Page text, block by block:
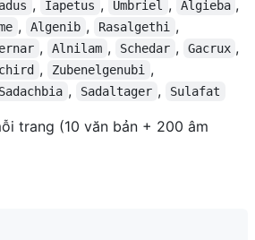
, Iapetus , Umbriel , Algieba ,
, Algenib , Rasalgethi ,
, Alnilam , Schedar , Gacrux ,
, Zubenelgenubi ,
Sadachbia , Sadaltager , Sulafat
trang (10 văn bản + 200 âm